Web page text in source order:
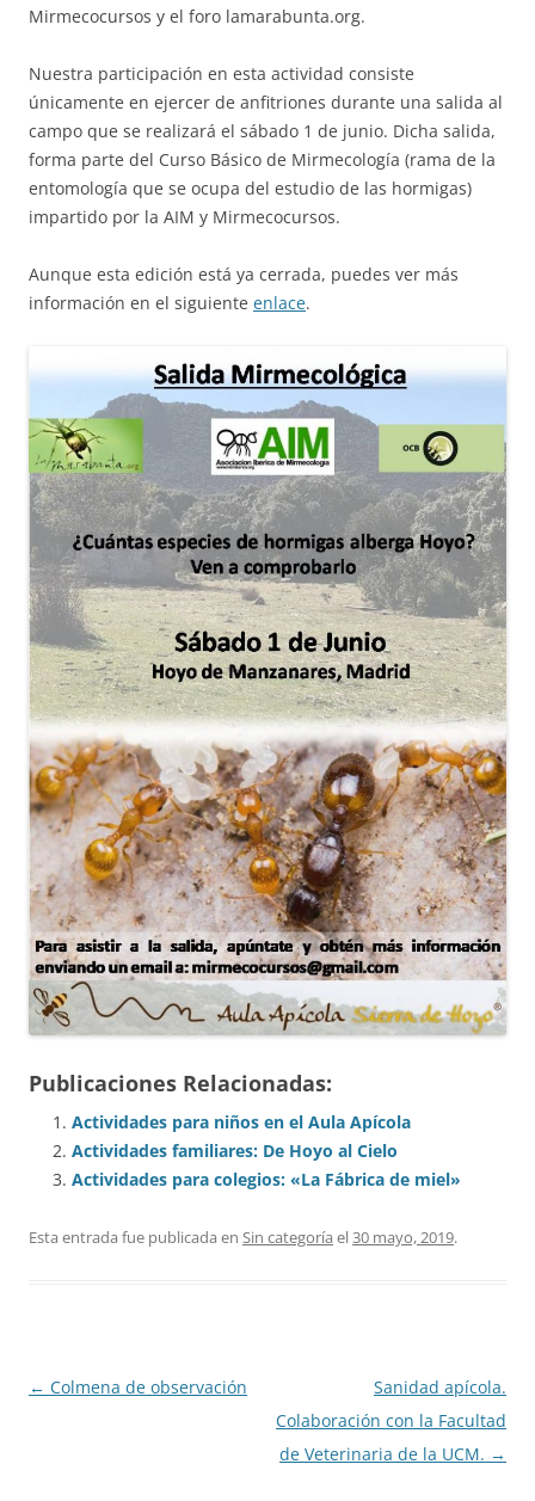
Mirmecocursos y el foro lamarabunta.org.
Nuestra participación en esta actividad consiste
únicamente en ejercer de anfitriones durante una salida al
campo que se realizará el sábado 1 de junio. Dicha salida,
forma parte del Curso Básico de Mirmecología (rama de la
entomología que se ocupa del estudio de las hormigas)
impartido por la AIM y Mirmecocursos.
Aunque esta edición está ya cerrada, puedes ver más
información en el siguiente enlace.
Publicaciones Relacionadas:
Actividades para niños en el Aula Apícola
Actividades familiares: De Hoyo al Cielo
Actividades para colegios: «La Fábrica de miel»
Esta entrada fue publicada en Sin categoría el30 mayo, 2019.
Navegación
← Colmena de observación
Sanidad apícola.
Colaboración con la Facultad
de Veterinaria de la UCM. →